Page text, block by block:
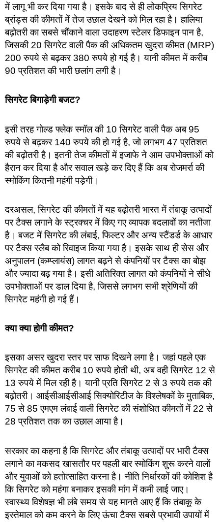
में लागू भी कर दिया गया है। इसके बाद से ही लोकप्रिय सिगरेट
ब्रांड्स की कीमतों में तेज उछाल देखने को मिल रहा है। हालिया
बढ़ोतरी का सबसे चौंकाने वाला उदाहरण स्टेलर डिफाइन पान है,
जिसकी 20 सिगरेट वाली पैक की अधिकतम खुदरा कीमत (MRP)
200 रुपये से बढ़कर 380 रुपये हो गई है। यानी कीमत में करीब
90 प्रतिशत की भारी छलांग लगी है।
सिगरेट बिगाड़ेगी बजट?
इसी तरह गोल्ड फ्लेक स्मॉल की 10 सिगरेट वाली पैक अब 95
रुपये से बढ़कर 140 रुपये की हो गई है, जो लगभग 47 प्रतिशत
की बढ़ोतरी है। इतनी तेज कीमतों में इजाफे ने आम उपभोक्ताओं को
हैरान कर दिया है और सवाल खड़े कर दिए हैं कि अब रोजमर्रा की
स्मोकिंग कितनी महंगी पड़ेगी।
दरअसल, सिगरेट की कीमतों में यह बढ़ोतरी भारत में तंबाकू उत्पादों
पर टैक्स लगाने के स्ट्रक्चर में किए गए व्यापक बदलावों का नतीजा
है। बजट में सिगरेट की लंबाई, फिल्टर और अन्य स्टैंडर्ड के आधार
पर टैक्स स्लैब को रिवाइज किया गया है। इसके साथ ही सेस और
अनुपालन (कम्प्लायंस) लागत बढ़ने से कंपनियों पर टैक्स का बोझ
और ज्यादा बढ़ गया है। इसी अतिरिक्त लागत को कंपनियों ने सीधे
उपभोक्ताओं पर डाल दिया है, जिससे लगभग सभी श्रेणियों की
सिगरेट महंगी हो गई हैं।
क्या क्या होगी कीमत?
इसका असर खुदरा स्तर पर साफ दिखने लगा है। जहां पहले एक
सिगरेट की कीमत करीब 10 रुपये होती थी, अब वही सिगरेट 12 से
13 रुपये में मिल रही है। यानी प्रति सिगरेट 2 से 3 रुपये तक की
बढ़ोतरी। आईसीआईसीआई सिक्योरिटीज के विश्लेषकों के मुताबिक,
75 से 85 एमएम लंबाई वाली सिगरेट की संशोधित कीमतों में 22 से
28 प्रतिशत तक का उछाल आया है।
सरकार का कहना है कि सिगरेट और तंबाकू उत्पादों पर भारी टैक्स
लगाने का मकसद खासतौर पर पहली बार स्मोकिंग शुरू करने वालों
और युवाओं को हतोत्साहित करना है। नीति निर्धारकों की कोशिश है
कि सिगरेट को महंगा बनाकर इसकी मांग में कमी लाई जाए।
स्वास्थ्य विशेषज्ञ भी लंबे समय से यह मानते आए हैं कि तंबाकू के
इस्तेमाल को कम करने के लिए ऊंचा टैक्स सबसे प्रभावी उपायों में